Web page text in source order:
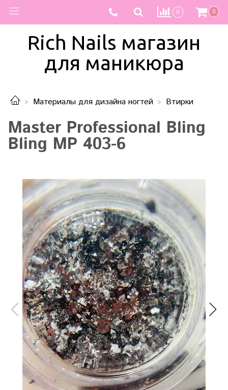
0 0
Rich Nails магазин
для маникюра
Материалы для дизайна ногтей Втирки
Master Professional Bling
Bling MP 403-6